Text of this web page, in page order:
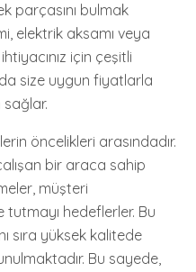
parçasını bulmak
elektrik aksamı veya
için çeşitli
size uygun fiyatlarla
öncelikleri arasındadır.
bir araca sahip
müşteri
hedeflerler. Bu
sıra yüksek kalitede
Bu sayede,